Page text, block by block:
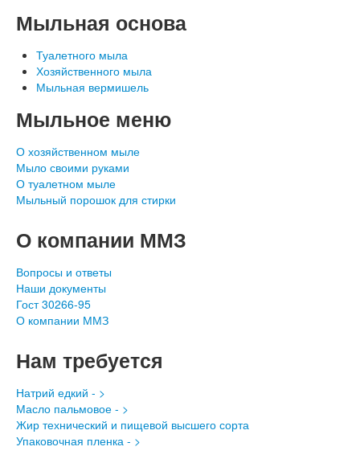
Мыльная основа
Туалетного мыла
Хозяйственного мыла
Мыльная вермишель
Мыльное меню
О хозяйственном мыле
Мыло своими руками
О туалетном мыле
Мыльный порошок для стирки
О компании ММЗ
Вопросы и ответы
Наши документы
Гост 30266-95
О компании ММЗ
Нам требуется
Натрий едкий - >
Масло пальмовое - >
Жир технический и пищевой высшего сорта
Упаковочная пленка - >